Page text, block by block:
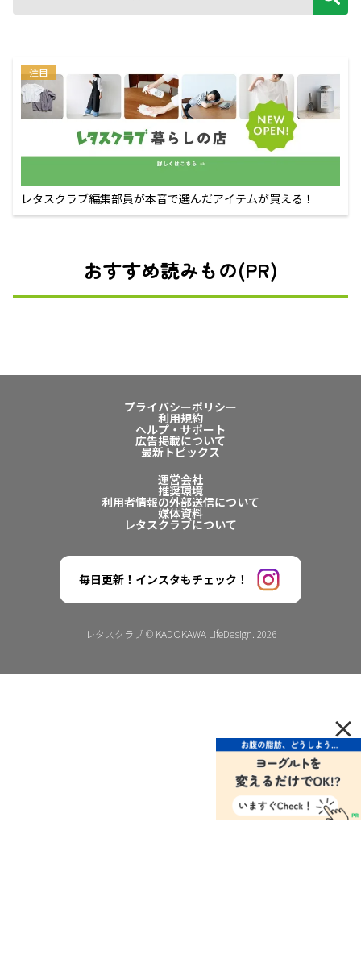
注目
レタスクラブ編集部員が本音で選んだアイテムが買える！
おすすめ読みもの(PR)
プライバシーポリシー
利用規約
ヘルプ・サポート
広告掲載について
最新トピックス
運営会社
推奨環境
利用者情報の外部送信について
媒体資料
レタスクラブについて
毎日更新！インスタもチェック！
レタスクラブ © KADOKAWA LifeDesign. 2026
×